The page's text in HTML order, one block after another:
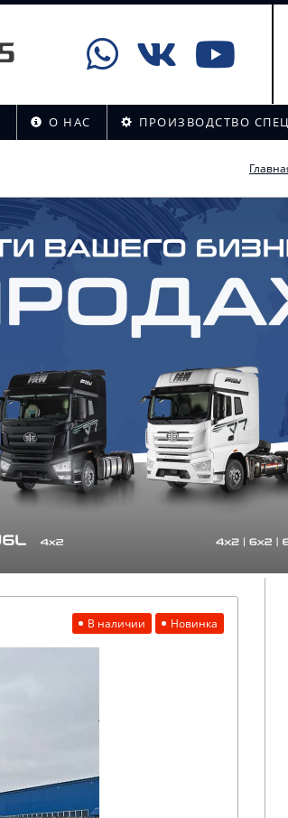
О НАС ПРОИЗВОДСТВО
В наличии Новинка